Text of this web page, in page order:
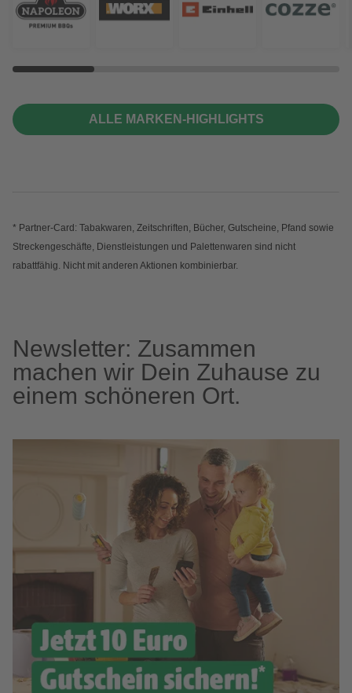
ALLE MARKEN-HIGHLIGHTS
* Partner-Card: Tabakwaren, Zeitschriften, Bücher, Gutscheine, Pfand sowie
Streckengeschäfte, Dienstleistungen und Palettenwaren sind nicht
rabattfähig. Nicht mit anderen Aktionen kombinierbar.
Newsletter: Zusammen
machen wir Dein Zuhause zu
einem schöneren Ort.